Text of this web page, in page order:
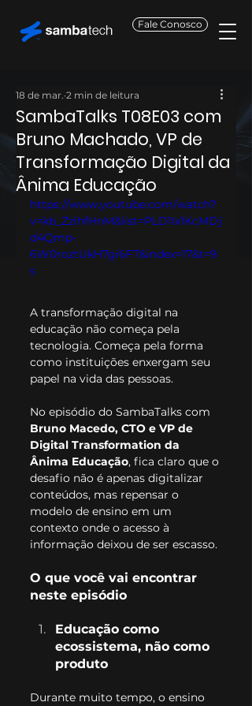
Fale Conosco
SambaTalks T08E03 com
Bruno Machado, VP de
Transformação Digital da
Ânima Educação
18 de mar. 2 min de leitura
https://www.youtube.com/watch?
v=kb_ZzlhfHnM&list=PLD1Ix1KcMDj
d4Qmp-
6W0roztUkH7gi6F7&index=17&t=9
s
A transformação digital na
educação não começa pela
tecnologia. Começa pela forma
como instituições enxergam seu
papel na vida das pessoas.
No episódio do SambaTalks com
Bruno Macedo, CTO e VP de
Digital Transformation da
Ânima Educação, fica claro que o
desafio não é apenas digitalizar
conteúdos, mas repensar o
modelo de ensino em um
contexto onde o acesso à
informação deixou de ser escasso.
O que você vai encontrar
neste episódio
Educação como
ecossistema, não como
produto
Durante muito tempo, o ensino